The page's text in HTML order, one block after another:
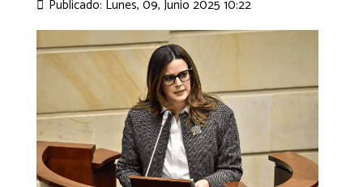
Publicado: Lunes, 09, Junio 2025 10:22